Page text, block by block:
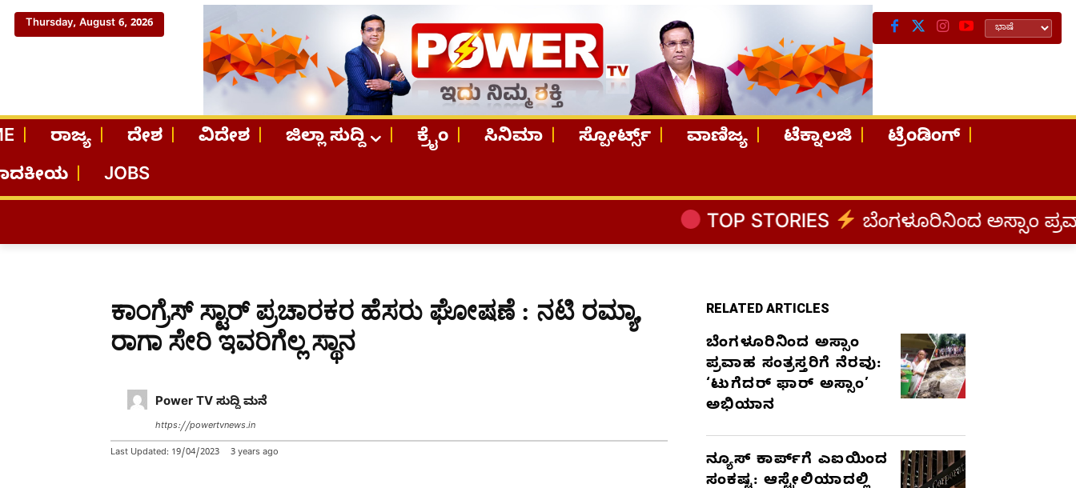
Thursday, August 6, 2026
ರಾಜ್ಯ ದೇಶ ವಿದೇಶ ಜಿಲ್ಲಾ ಸುದ್ದಿ ಕ್ರೈಂ ಸಿನಿಮಾ ಸ್ಪೋರ್ಟ್ಸ್ ವಾಣಿಜ್ಯ ಟೆಕ್ನಾಲಜಿ
ಟ್ರೆಂಡಿಂಗ್
JOBS
TOP STORIES ಬೆಂಗಳೂರಿನಿಂದ ಅಸ್ಸಾಂ ಪ್ರವಾಹ
ಕಾಂಗ್ರೆಸ್ ಸ್ಟಾರ್ ಪ್ರಚಾರಕರ ಹೆಸರು ಘೋಷಣೆ : ನಟಿ ರಮ್ಯಾ,
ರಾಗಾ ಸೇರಿ ಇವರಿಗೆಲ್ಲ ಸ್ಥಾನ
Power TV ಸುದ್ದಿ ಮನೆ
https://powertvnews.in
Last Updated: 19/04/2023 3 years ago
RELATED ARTICLES
ಬೆಂಗಳೂರಿನಿಂದ ಅಸ್ಸಾಂ
ಪ್ರವಾಹ ಸಂತ್ರಸ್ತರಿಗೆ ನೆರವು:
‘ಟುಗೆದರ್ ಫಾರ್ ಅಸ್ಸಾಂ’
ಅಭಿಯಾನ
ನ್ಯೂಸ್ ಕಾರ್ಪ್‌ಗೆ ಎಐಯಿಂದ
ಸಂಕಷ್ಟ: ಆಸ್ಟ್ರೇಲಿಯಾದಲ್ಲಿ